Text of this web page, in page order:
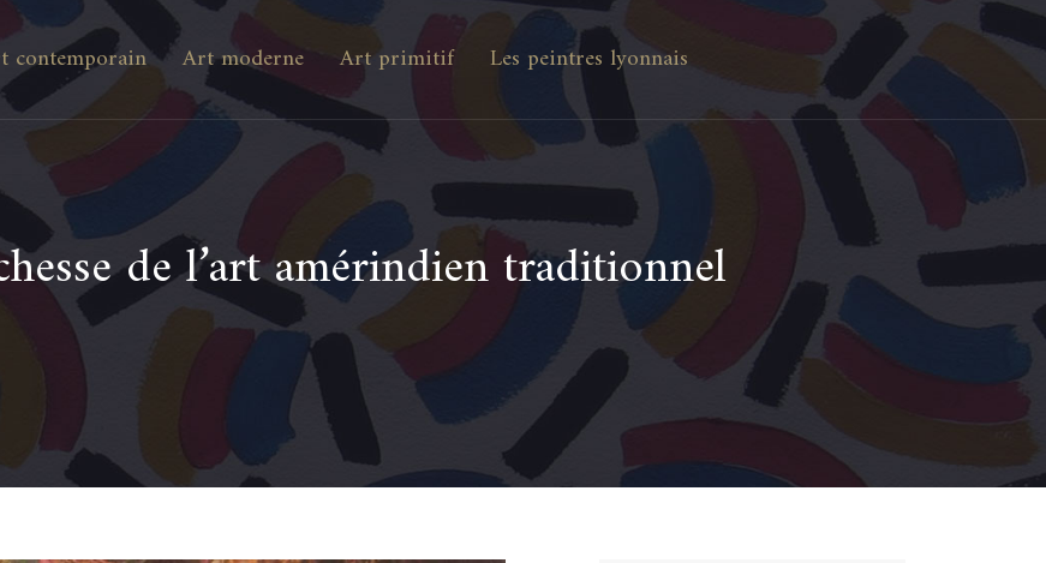
contemporain Art moderne Art primitif Les peintres lyonnais
de l’art amérindien traditionnel